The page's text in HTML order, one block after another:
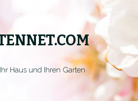
Haus und Ihren Garten